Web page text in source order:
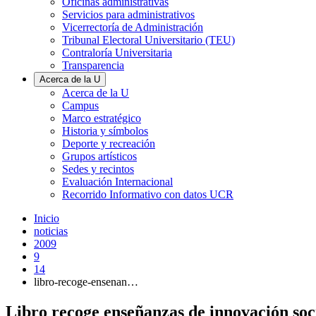
Servicios para administrativos
Vicerrectoría de Administración
Tribunal Electoral Universitario (TEU)
Contraloría Universitaria
Transparencia
Acerca de la U
Acerca de la U
Campus
Marco estratégico
Historia y símbolos
Deporte y recreación
Grupos artísticos
Sedes y recintos
Evaluación Internacional
Recorrido Informativo con datos UCR
Inicio
noticias
2009
9
14
libro-recoge-ensenan…
Libro recoge enseñanzas de innovación